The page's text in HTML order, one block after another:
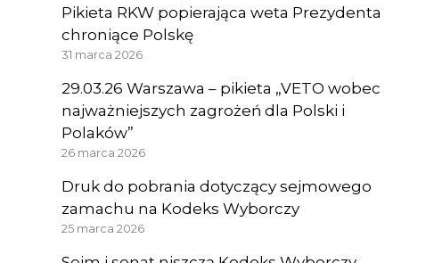
Pikieta RKW popierająca weta Prezydenta
chroniące Polskę
31 marca 2026
29.03.26 Warszawa – pikieta „VETO wobec
najważniejszych zagrożeń dla Polski i
Polaków”
26 marca 2026
Druk do pobrania dotyczący sejmowego
zamachu na Kodeks Wyborczy
25 marca 2026